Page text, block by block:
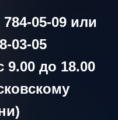
05-09 или
03-05
до 18.00